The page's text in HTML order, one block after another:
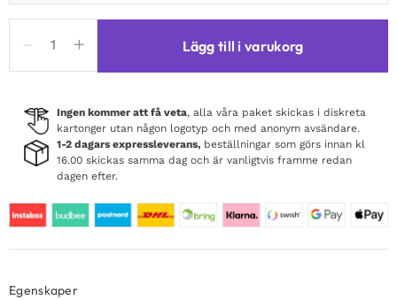
Pro
2
Power
Balls
mängd
Lägg till i varukorg
Ingen kommer att få veta, alla våra paket skickas i diskreta
kartonger utan någon logotyp och med anonym avsändare.
1-2 dagars expressleverans, beställningar som görs innan kl
16.00 skickas samma dag och är vanligtvis framme redan
dagen efter.
Egenskaper